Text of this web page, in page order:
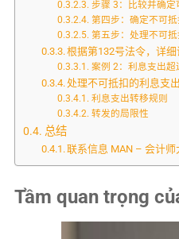
步骤 3：比较并确定
第四步：确定不可
第五步：处理不可抵
根据第132号法令，详
案例 2：利息支出超
处理不可抵扣的利息支出
利息支出转移规则
转发的局限性
总结
联系信息 MAN – 会计师
Tầm quan trọng